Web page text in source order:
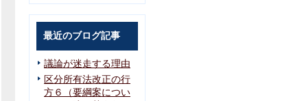
最近のブログ記事
議論が迷走する理由
区分所有法改正の行
方６（要綱案につい